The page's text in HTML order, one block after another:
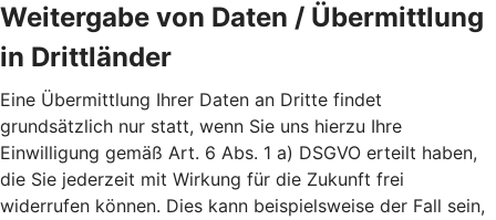
Weitergabe von Daten / Übermittlung
in Drittländer
Eine Übermittlung Ihrer Daten an Dritte findet
grundsätzlich nur statt, wenn Sie uns hierzu Ihre
Einwilligung gemäß Art. 6 Abs. 1 a) DSGVO erteilt haben,
die Sie jederzeit mit Wirkung für die Zukunft frei
widerrufen können. Dies kann beispielsweise der Fall sein,